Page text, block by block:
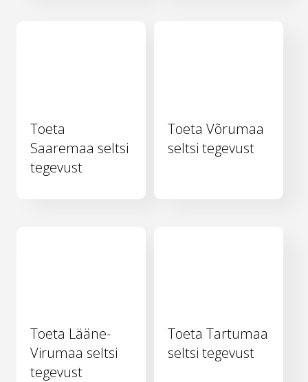
Toeta
Saaremaa seltsi
tegevust
Toeta Võrumaa
seltsi tegevust
Toeta Lääne-
Virumaa seltsi
tegevust
Toeta Tartumaa
seltsi tegevust